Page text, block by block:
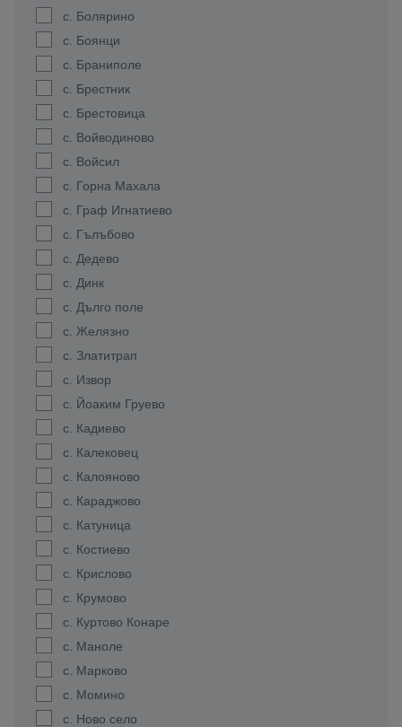
с. Болярино
с. Боянци
с. Браниполе
с. Брестник
с. Брестовица
с. Войводиново
с. Войсил
с. Горна Махала
с. Граф Игнатиево
с. Гълъбово
с. Дедево
с. Динк
с. Дълго поле
с. Желязно
с. Златитрап
с. Извор
с. Йоаким Груево
с. Кадиево
с. Калековец
с. Калояново
с. Караджово
с. Катуница
с. Костиево
с. Крислово
с. Крумово
с. Куртово Конаре
с. Маноле
с. Марково
с. Момино
с. Ново село